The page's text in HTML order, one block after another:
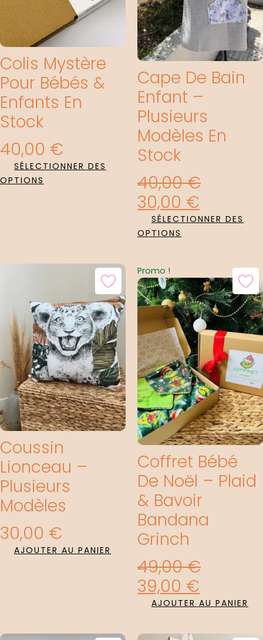
Colis Mystère
Pour Bébés &
Enfants En
Stock
40,00 €
SÉLECTIONNER DES
OPTIONS
Cape De Bain
Enfant –
Plusieurs
Modèles En
Stock
40,00€
30,00 €
SÉLECTIONNER DES
OPTIONS
Coussin
Lionceau –
Plusieurs
Modèles
30,00 €
AJOUTER AU PANIER
Promo !
Coffret Bébé
De Noël – Plaid
& Bavoir
Bandana
Grinch
49,00€
Le
Prix
Initial
Était :
49,00 €.
39,00 €
Le
Prix
Actuel
Est :
39,00
AJOUTER AU PANIER